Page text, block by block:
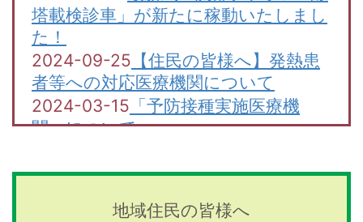
塔載検診車」が新たに稼動いたしまし
た！
2024-09-25 【住民の皆様へ】発熱患
者等への対応医療機関について
2024-03-15 「予防接種実施医療機
関」について
地域住民の皆様へ